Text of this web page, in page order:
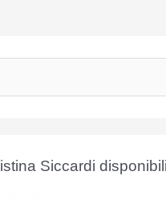
Siccardi